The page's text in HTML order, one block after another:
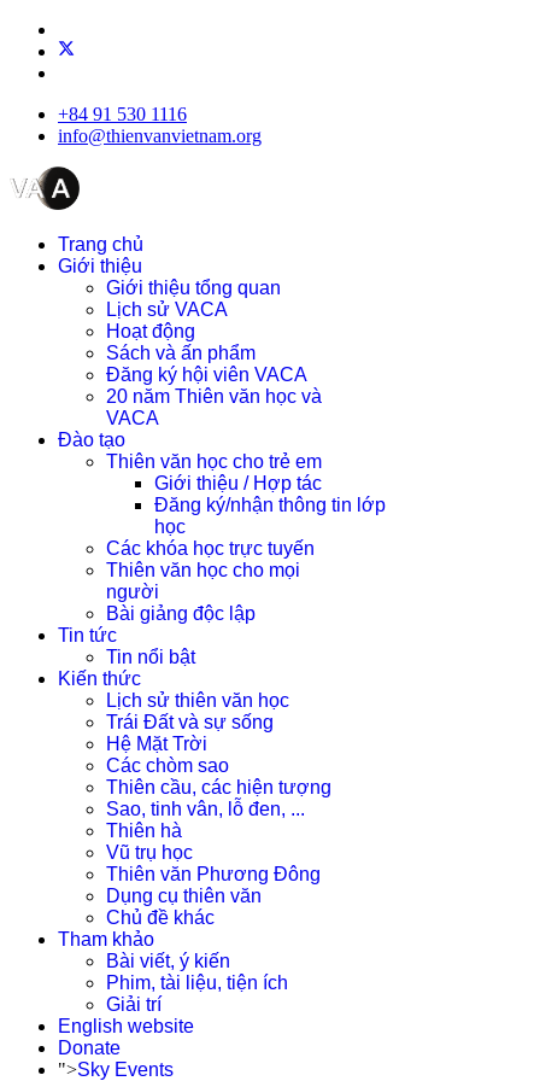
+84 91 530 1116
info@thienvanvietnam.org
Trang chủ
Giới thiệu
Giới thiệu tổng quan
Lịch sử VACA
Hoạt động
Sách và ấn phẩm
Đăng ký hội viên VACA
20 năm Thiên văn học và
VACA
Đào tạo
Thiên văn học cho trẻ em
Giới thiệu / Hợp tác
Đăng ký/nhận thông tin lớp
học
Các khóa học trực tuyến
Thiên văn học cho mọi
người
Bài giảng độc lập
Tin tức
Tin nổi bật
Kiến thức
Lịch sử thiên văn học
Trái Đất và sự sống
Hệ Mặt Trời
Các chòm sao
Thiên cầu, các hiện tượng
Sao, tinh vân, lỗ đen, ...
Thiên hà
Vũ trụ học
Thiên văn Phương Đông
Dụng cụ thiên văn
Chủ đề khác
Tham khảo
Bài viết, ý kiến
Phim, tài liệu, tiện ích
Giải trí
English website
Donate
">Sky Events